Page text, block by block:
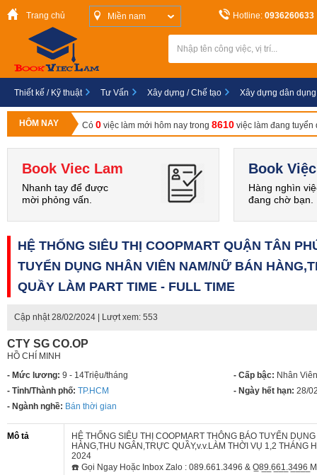
Trang chủ Miền nam Hotline: 0936260633
Thiết kế / Kỹ thuật Tư Vấn Xây dựng / Chế tạo Xây dựng dân dụng
HÔM NAY Có 0 việc làm mới hôm nay trong 8610 việc làm đang tuyển
Book Viec Lam
Nhanh tay để được
mời phỏng vấn.
Book
Hàng nghìn
đang chờ bạn.
HỆ THỐNG SIÊU THỊ COOPMART QUẬN TÂN
TUYỂN DỤNG NHÂN VIÊN NAM/NỮ BÁN
QUẦY LÀM PART TIME - FULL TIME
Cập nhật28/02/2024 | Lượt xem: 553
CTY SG CO.OP
HỒ CHÍ MINH
- Mức lương: 9 - 14Triệu/tháng
- Tỉnh/Thành phố: TP.HCM
- Ngành nghề: Bán thời gian
- Cấp bậc: Nhân Viên
- Ngày hết hạn: 28/
Mô tả
HỆ THỐNG SIÊU THỊ COOPMART THÔNG BÁO TUYỂN
HÀNG,THU NGÂN,TRỰC QUẦY,v.v.LÀM THỜI VỤ 1,2 THÁNG
2024
☎️ Gọi Ngay Hoặc Inbox Zalo : 089.661.3496 & O̲8̲9̲.6̲6̲1̲.3̲4̲9̲6̲